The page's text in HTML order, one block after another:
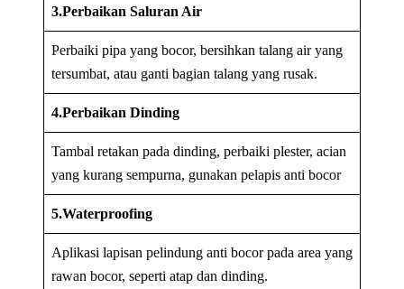
3.Perbaikan Saluran Air
Perbaiki pipa yang bocor, bersihkan talang air yang
tersumbat, atau ganti bagian talang yang rusak.
4.Perbaikan Dinding
Tambal retakan pada dinding, perbaiki plester, acian
yang kurang sempurna, gunakan pelapis anti bocor
5.Waterproofing
Aplikasi lapisan pelindung anti bocor pada area yang
rawan bocor, seperti atap dan dinding.